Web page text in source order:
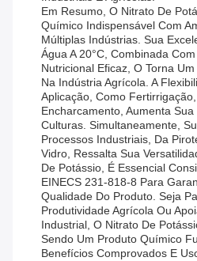
Em Resumo, O Nitrato De
Químico Indispensável Com
Múltiplas Indústrias. Sua
Água A 20°C, Combinada
Nutricional Eficaz, O Torna
Na Indústria Agrícola. A
Aplicação, Como
Encharcamento, Aumenta
Culturas. Simultaneamente,
Processos Industriais, Da
Vidro, Ressalta Sua
De Potássio, É Essencial
EINECS 231-818-8 Para
Qualidade Do Produto. Seja
Produtividade Agrícola Ou
Industrial, O Nitrato De
Sendo Um Produto Químico
Benefícios Comprovados E